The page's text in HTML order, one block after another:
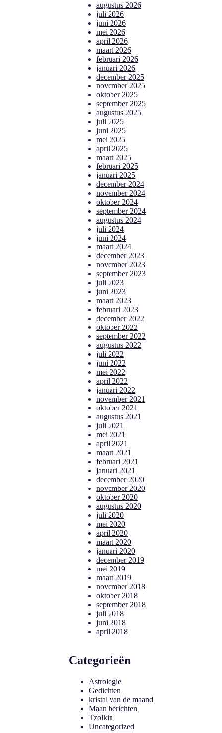
augustus 2026
juli 2026
juni 2026
mei 2026
april 2026
maart 2026
februari 2026
januari 2026
december 2025
november 2025
oktober 2025
september 2025
augustus 2025
juli 2025
juni 2025
mei 2025
april 2025
maart 2025
februari 2025
januari 2025
december 2024
november 2024
oktober 2024
september 2024
augustus 2024
juli 2024
juni 2024
maart 2024
december 2023
november 2023
september 2023
juli 2023
juni 2023
maart 2023
februari 2023
december 2022
oktober 2022
september 2022
augustus 2022
juli 2022
juni 2022
mei 2022
april 2022
januari 2022
november 2021
oktober 2021
augustus 2021
juli 2021
mei 2021
april 2021
maart 2021
februari 2021
januari 2021
december 2020
november 2020
oktober 2020
augustus 2020
juli 2020
mei 2020
april 2020
maart 2020
januari 2020
december 2019
mei 2019
maart 2019
november 2018
oktober 2018
september 2018
juli 2018
juni 2018
april 2018
Categorieën
Astrologie
Gedichten
kristal van de maand
Maan berichten
Tzolkin
Uncategorized